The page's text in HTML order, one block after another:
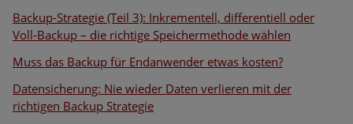
Backup-Strategie (Teil 3): Inkrementell, differentiell oder
Voll-Backup – die richtige Speichermethode wählen
Muss das Backup für Endanwender etwas kosten?
Datensicherung: Nie wieder Daten verlieren mit der
richtigen Backup Strategie